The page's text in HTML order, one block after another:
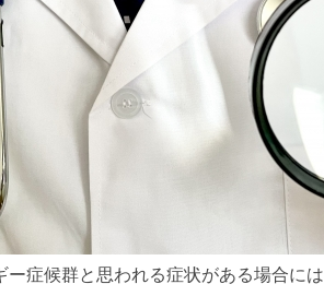
ー症候群と思われる症状がある場合に